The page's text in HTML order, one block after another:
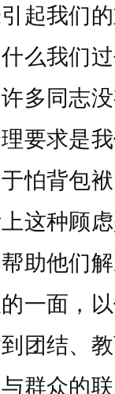
起我们
么我们
多同志
要求是
怕背包
这种顾
助他们
一面，
团结、
群众的